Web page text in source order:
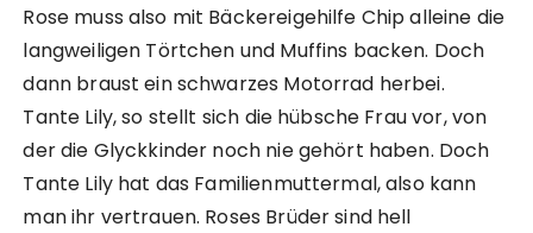
Rose muss also mit Bäckereigehilfe Chip alleine die
langweiligen Törtchen und Muffins backen. Doch
dann braust ein schwarzes Motorrad herbei.
Tante Lily, so stellt sich die hübsche Frau vor, von
der die Glyckkinder noch nie gehört haben. Doch
Tante Lily hat das Familienmuttermal, also kann
man ihr vertrauen. Roses Brüder sind hell